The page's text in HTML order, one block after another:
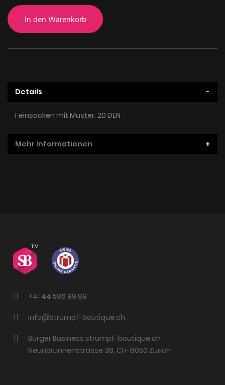
In den Warenkorb
Details
Feinsocken mit Muster. 20 DEN
Mehr Informationen
+41 44 586 99 89
info@strumpf-boutique.ch
Burger Business strumpf-boutique.ch
Neunbrunnenstrasse 38, CH-8050 Zürich